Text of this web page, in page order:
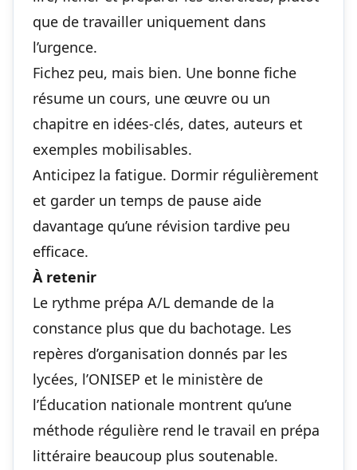
que de travailler uniquement dans
l’urgence.
Fichez peu, mais bien. Une bonne fiche
résume un cours, une œuvre ou un
chapitre en idées-clés, dates, auteurs et
exemples mobilisables.
Anticipez la fatigue. Dormir régulièrement
et garder un temps de pause aide
davantage qu’une révision tardive peu
efficace.
À retenir
Le rythme prépa A/L demande de la
constance plus que du bachotage. Les
repères d’organisation donnés par les
lycées, l’ONISEP et le ministère de
l’Éducation nationale montrent qu’une
méthode régulière rend le travail en prépa
littéraire beaucoup plus soutenable.